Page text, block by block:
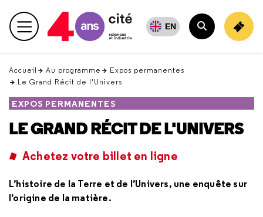
en
haut Menu principal EN
Rechercher
Accueil Au programme
Expos permanentes
Le Grand Récit de l'Univers
EXPOS PERMANENTES
LE GRAND RÉCIT DE L'UNIVERS
Achetez votre billet en ligne
L’histoire de la Terre et de l’Univers, une enquête sur
l’origine de la matière.